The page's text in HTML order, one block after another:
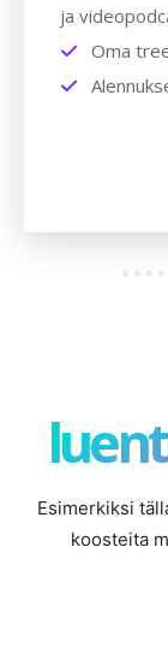
ja
Oma
Esimerkiksi
koosteita